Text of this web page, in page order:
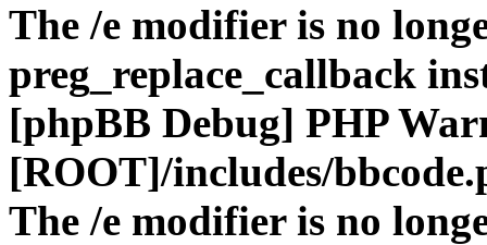
The /e modifier is no
preg_replace_callback
[phpBB Debug] PHP
[ROOT]/includes/
The /e modifier is no